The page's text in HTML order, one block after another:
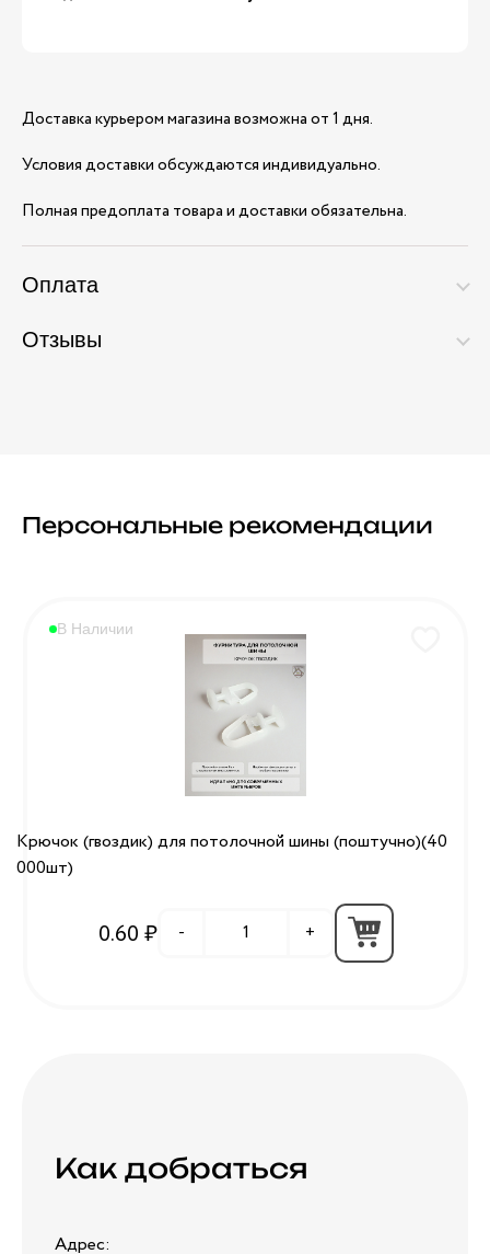
Доставка курьером магазина возможна от 1 дня.
Условия доставки обсуждаются индивидуально.
Полная предоплата товара и доставки обязательна.
Оплата
Отзывы
Персональные рекомендации
Крючок (гвоздик) для потолочной шины (поштучно)(40
000шт)
В Наличии
0.60 ₽ - +
Как добраться
Адрес: